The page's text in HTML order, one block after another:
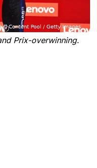
Prix-overwinning.